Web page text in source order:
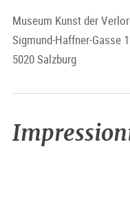
Museum Kunst der
Sigmund-Haffner-Gasse
5020 Salzburg